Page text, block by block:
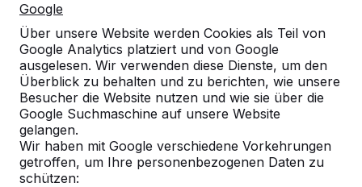
Google
Über unsere Website werden Cookies als Teil von
Google Analytics platziert und von Google
ausgelesen. Wir verwenden diese Dienste, um den
Überblick zu behalten und zu berichten, wie unsere
Besucher die Website nutzen und wie sie über die
Google Suchmaschine auf unsere Website
gelangen.
Wir haben mit Google verschiedene Vorkehrungen
getroffen, um Ihre personenbezogenen Daten zu
schützen:
Unsere Produkte finden Sie in ganz Europa
und darüber hinaus. Sehen Sie hier, wo Sie
ein HeBlad-Produkt in Ihrer Nähe finden.
Produkt
Alles anzeigen
Kategorie